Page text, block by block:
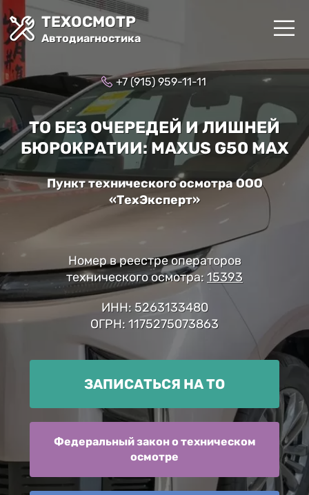
ТЕХОСМОТР
Автодиагностика
+7 (915) 959-11-11
ТО БЕЗ ОЧЕРЕДЕЙ И ЛИШНЕЙ
БЮРОКРАТИИ: MAXUS G50 MAX
Пункт технического осмотра ООО
«ТехЭксперт»
Номер в реестре операторов
технического осмотра: 15393
ИНН: 5263133480
ОГРН: 1175275073863
ЗАПИСАТЬСЯ НА ТО
Федеральный закон о техническом
осмотре